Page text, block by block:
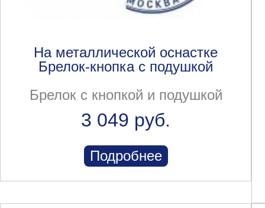
На металлической оснастке
Брелок-кнопка с подушкой
Брелок с кнопкой и подушкой
3 049 руб.
Подробнее